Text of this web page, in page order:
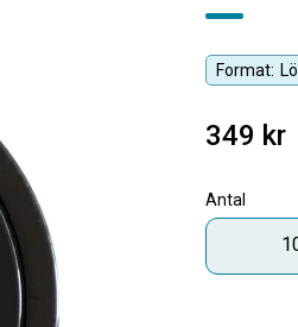
Format:
349 kr
Antal